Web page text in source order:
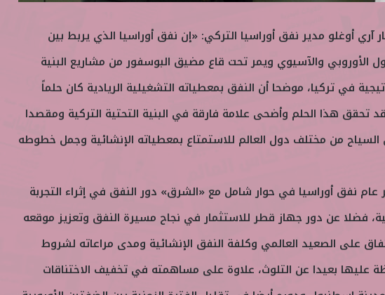
آري أوغلو مدير نفق أوراسيا التركي: «إن نفق أوراسيا الذي يربط بين
والآسيوي ويمر تحت قاع مضيق البوسفور من مشاريع البنية
في تركيا، موضحا أن النفق بمعطياته التشغيلية الريادية كان حلماً
تحقق هذا الحلم وأضحى علامة فارقة في البنية التحتية التركية ومقصدا
السياح من مختلف دول العالم للاستمتاع بمعطياته الإنشائية وجمل خطوطه
نفق أوراسيا في حوار شامل مع «الشرق» دور النفق في إثراء التجربة
فضلا عن دور جهاز قطر للاستثمار في نجاح مسيرة النفق وتعزيز موقعه
على الصعيد العالمي وكلفة النفق الإنشائية ومدى مراعاته لشروط
عليها بعيدا عن التلوث، علاوة على مساهمته في تخفيف الاختناقات